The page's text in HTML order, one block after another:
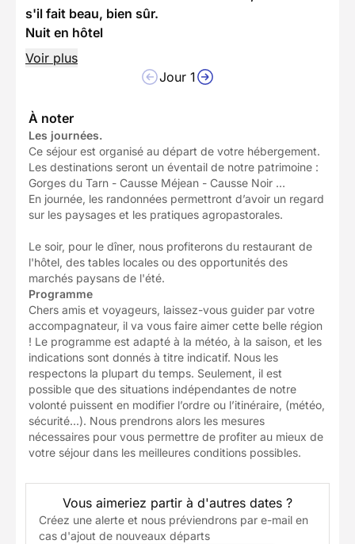
s'il fait beau, bien sûr.
Nuit en hôtel
Voir plus
Jour 1
À noter
Les journées.
Ce séjour est organisé au départ de votre hébergement.
Les destinations seront un éventail de notre patrimoine :
Gorges du Tarn - Causse Méjean - Causse Noir …
En journée, les randonnées permettront d’avoir un regard
sur les paysages et les pratiques agropastorales.
Le soir, pour le dîner, nous profiterons du restaurant de
l'hôtel, des tables locales ou des opportunités des
marchés paysans de l'été.
Programme
Chers amis et voyageurs, laissez-vous guider par votre
accompagnateur, il va vous faire aimer cette belle région
! Le programme est adapté à la météo, à la saison, et les
indications sont donnés à titre indicatif. Nous les
respectons la plupart du temps. Seulement, il est
possible que des situations indépendantes de notre
volonté puissent en modifier l’ordre ou l’itinéraire, (météo,
sécurité...). Nous prendrons alors les mesures
nécessaires pour vous permettre de profiter au mieux de
votre séjour dans les meilleures conditions possibles.
Vous aimeriez partir à d'autres dates ?
Créez une alerte et nous préviendrons par e-mail en
cas d'ajout de nouveaux départs